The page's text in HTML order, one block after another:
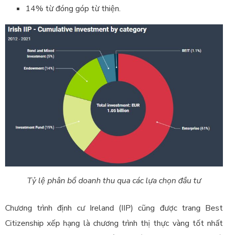
14% từ đóng góp từ thiện.
Tỷ lệ phân bổ doanh thu qua các lựa chọn đầu tư
Chương trình định cư Ireland (IIP) cũng được trang Best
Citizenship xếp hạng là chương trình thị thực vàng tốt nhất